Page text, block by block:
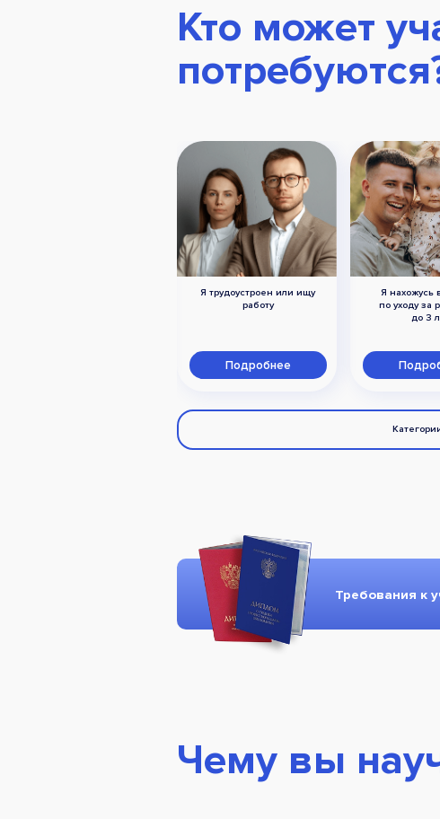
Кто может
Я трудоустроен или ищу
работу
Подробнее
Я нахожусь
по уходу за
до 3
Требования к
Чему вы